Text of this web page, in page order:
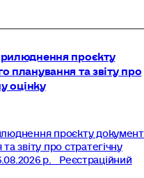
проєкту
планування та звіту про
оцінку
проєкту
звіту про стратегічну
р. Реєстраційний